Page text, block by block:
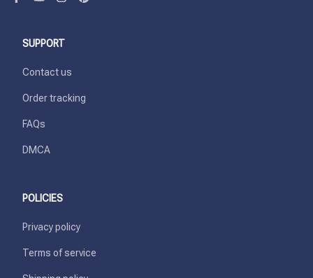
SUPPORT
Contact us
Order tracking
FAQs
DMCA
POLICIES
Privacy policy
Terms of service